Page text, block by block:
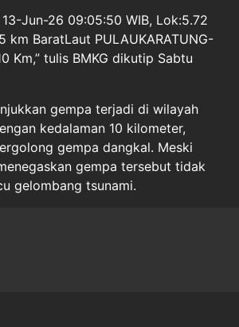
Jun-26 09:05:50 WIB, Lok:5.72
km BaratLaut PULAUKARATUNG-
Km,” tulis BMKG dikutip Sabtu
gempa terjadi di wilayah
kedalaman 10 kilometer,
gempa dangkal. Meski
gempa tersebut tidak
gelombang tsunami.